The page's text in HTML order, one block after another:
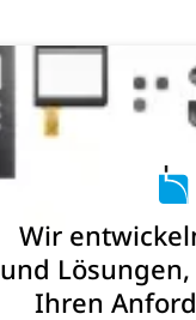
Wir
und
Ihren